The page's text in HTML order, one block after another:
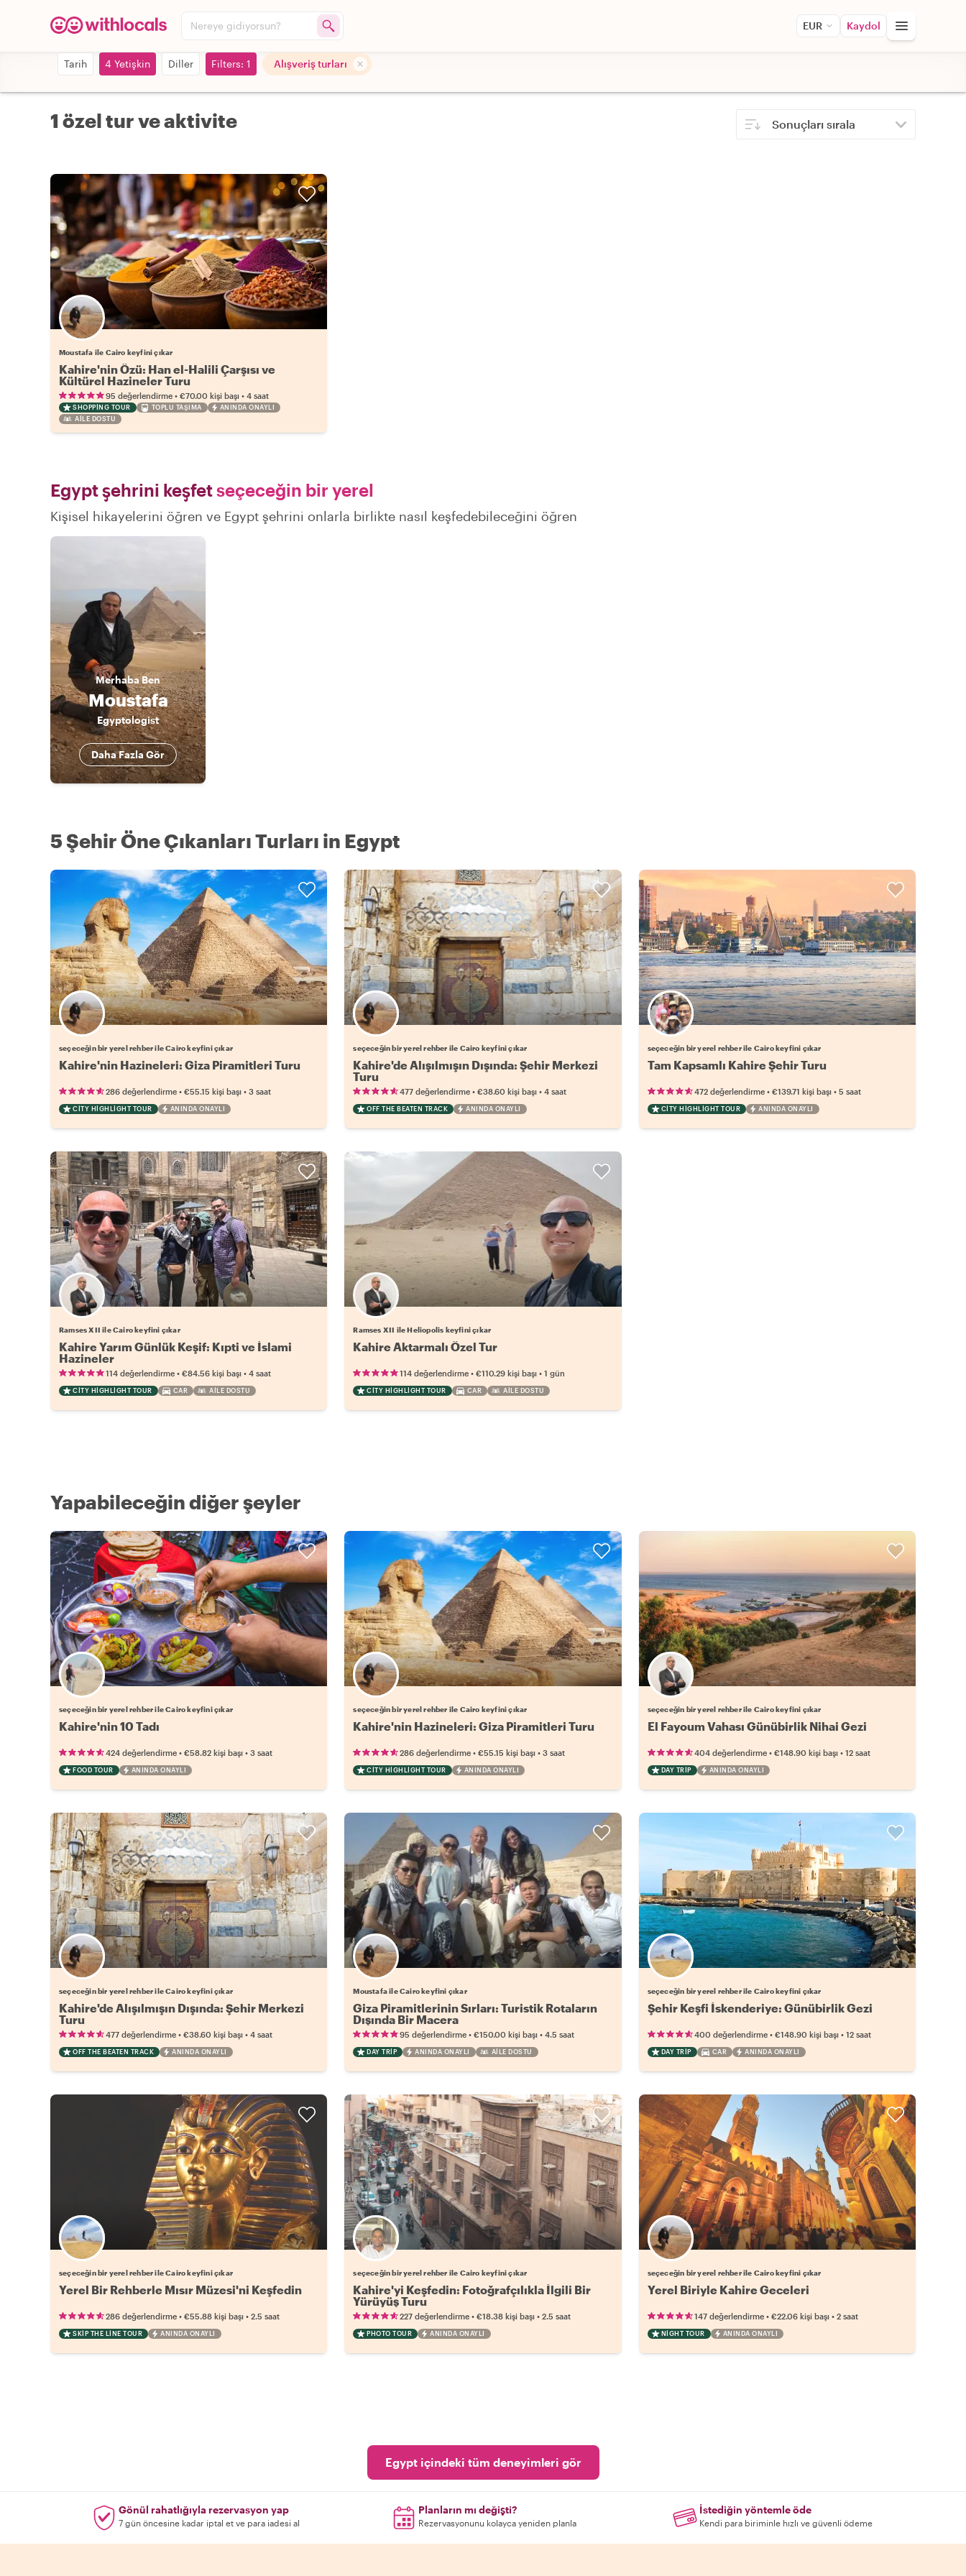
Nereye gidiyorsun? EUR Kaydol
Tarih 4 Yetişkin Diller Filters: 1 Alışveriş turları
1 özel tur ve aktivite Sonuçları sırala
Moustafa ile Cairo keyfini çıkar
Kahire'nin Özü: Han el-Halili Çarşısı ve
Kültürel Hazineler Turu
95 değerlendirme • €70.00 kişi başı • 4 saat
SHOPPING TOUR TOPLU TAŞIMA
ANINDA ONAYLI
AILE DOSTU
Egypt şehrini keşfetseçeceğin bir yerel
Kişisel hikayelerini öğren ve Egypt şehrini onlarla birlikte nasıl keşfedebileceğini öğren
Merhaba Ben
Moustafa
Egyptologist
Daha Fazla Gör
5 Şehir Öne Çıkanları Turları in Egypt
Favori yerel rehberini seç
seçeceğin bir yerel rehber ile Cairo keyfini çıkar
Kahire'nin Hazineleri: Giza Piramitleri Turu
286 değerlendirme • €55.15 kişi başı • 3 saat
CITY HIGHLIGHT TOUR ANINDA ONAYLI
Favori yerel rehberini seç
seçeceğin bir yerel rehber ile Cairo keyfini çıkar
Kahire'de Alışılmışın Dışında: Şehir Merkezi
Turu
477 değerlendirme •€38.60 kişi başı •4 saat
OFF THE BEATEN TRACK ANINDA ONAYLI
Favori yerel rehberini seç
seçeceğin bir yerel rehber ile Cairo keyfini çıkar
Tam Kapsamlı Kahire Şehir Turu
472 değerlendirme• €139.71 kişi başı• 5 saat
CITY HIGHLIGHT TOUR ANINDA ONAYLI
Ramses XII ile Cairo keyfini çıkar
Kahire Yarım Günlük Keşif: Kıpti ve İslami
Hazineler
114 değerlendirme • €84.56 kişi başı • 4 saat
CITY HIGHLIGHT TOUR CAR AILE DOSTU
Ramses XII ile Heliopolis keyfini çıkar
Kahire Aktarmalı Özel Tur
114 değerlendirme •€110.29 kişi başı •1 gün
CITY HIGHLIGHT TOUR CAR AILE DOSTU
Yapabileceğin diğer şeyler
Favori yerel rehberini seç
seçeceğin bir yerel rehber ile Cairo keyfini çıkar
Kahire'nin 10 Tadı
424 değerlendirme • €58.82 kişi başı • 3 saat
FOOD TOUR ANINDA ONAYLI
Favori yerel rehberini seç
seçeceğin bir yerel rehber ile Cairo keyfini çıkar
Kahire'nin Hazineleri: Giza Piramitleri Turu
286 değerlendirme •€55.15 kişi başı •3 saat
CITY HIGHLIGHT TOUR ANINDA ONAYLI
Favori yerel rehberini seç
seçeceğin bir yerel rehber ile Cairo keyfini çıkar
El Fayoum Vahası Günübirlik Nihai Gezi
404 değerlendirme• €148.90 kişi başı• 12 saat
DAY TRIP ANINDA ONAYLI
Favori yerel rehberini seç
seçeceğin bir yerel rehber ile Cairo keyfini çıkar
Kahire'de Alışılmışın Dışında: Şehir Merkezi
Turu
477 değerlendirme • €38.60 kişi başı • 4 saat
OFF THE BEATEN TRACK ANINDA ONAYLI
Moustafa ile Cairo keyfini çıkar
Giza Piramitlerinin Sırları: Turistik Rotaların
Dışında Bir Macera
95 değerlendirme •€150.00 kişi başı •4.5 saat
DAY TRIP ANINDA ONAYLI AILE DOSTU
Favori yerel rehberini seç
seçeceğin bir yerel rehber ile Cairo keyfini çıkar
Şehir Keşfi İskenderiye: Günübirlik Gezi
400 değerlendirme• €148.90 kişi başı• 12 saat
DAY TRIP CAR ANINDA ONAYLI
Favori yerel rehberini seç
seçeceğin bir yerel rehber ile Cairo keyfini çıkar
Yerel Bir Rehberle Mısır Müzesi'ni Keşfedin
286 değerlendirme • €55.88 kişi başı • 2.5 saat
SKIP THE LINE TOUR ANINDA ONAYLI
Favori yerel rehberini seç
seçeceğin bir yerel rehber ile Cairo keyfini çıkar
Kahire'yi Keşfedin: Fotoğrafçılıkla İlgili Bir
Yürüyüş Turu
227 değerlendirme •€18.38 kişi başı •2.5 saat
PHOTO TOUR ANINDA ONAYLI
Favori yerel rehberini seç
seçeceğin bir yerel rehber ile Cairo keyfini çıkar
Yerel Biriyle Kahire Geceleri
147 değerlendirme• €22.06 kişi başı• 2 saat
NIGHT TOUR ANINDA ONAYLI
Egypt içindeki tüm deneyimleri gör
Gönül rahatlığıyla rezervasyon yap
7 gün öncesine kadar iptal et ve para iadesi al
Planların mı değişti?
Rezervasyonunu kolayca yeniden planla
İstediğin yöntemle öde
Kendi para biriminle hızlı ve güvenli ödeme